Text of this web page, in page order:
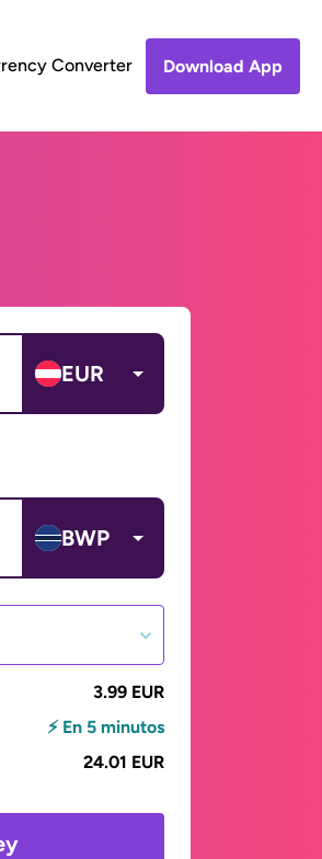
Converter Download App
EUR
BWP
3.99 EUR
⚡ En 5 minutos
24.01 EUR